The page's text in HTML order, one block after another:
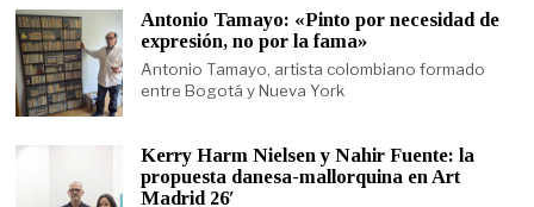
Antonio Tamayo: «Pinto por necesidad de
expresión, no por la fama»
Antonio Tamayo, artista colombiano formado
entre Bogotá y Nueva York
Kerry Harm Nielsen y Nahir Fuente: la
propuesta danesa-mallorquina en Art
Madrid 26′